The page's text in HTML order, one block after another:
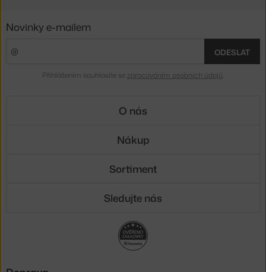
Novinky e-mailem
ODESLAT
Přihlášením souhlasíte se zpracováním osobních údajů
O nás
Nákup
Sortiment
Sledujte nás